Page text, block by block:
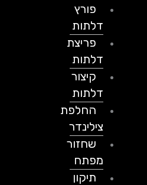
פורץ
דלתות
פריצת
דלתות
קיצור
דלתות
החלפת
צילינדר
שחזור
מפתח
תיקון